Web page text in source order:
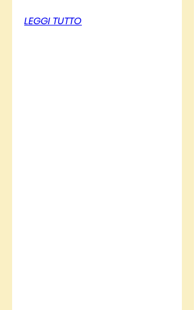
LEGGI TUTTO